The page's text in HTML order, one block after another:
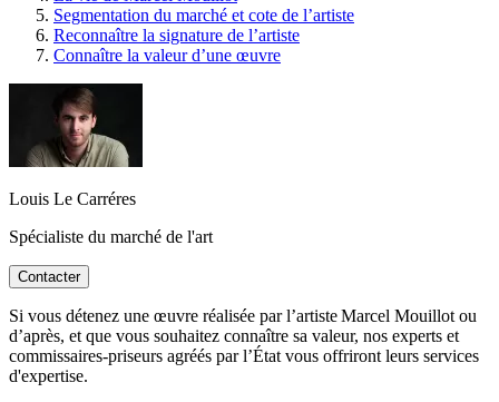
Segmentation du marché et cote de l’artiste
Reconnaître la signature de l’artiste
Connaître la valeur d’une œuvre
Louis Le Carréres
Spécialiste du marché de l'art
Contacter
Si vous détenez une œuvre réalisée par l’artiste Marcel Mouillot ou
d’après, et que vous souhaitez connaître sa valeur, nos experts et
commissaires-priseurs agréés par l’État vous offriront leurs services
d'expertise.